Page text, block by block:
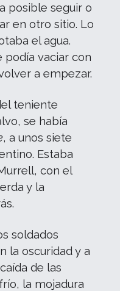
posible seguir o
en otro sitio. Lo
el agua.
podía vaciar con
a empezar.
teniente
se había
, a unos siete
Estaba
con el
y la
soldados
la oscuridad y a
de las
la mojadura